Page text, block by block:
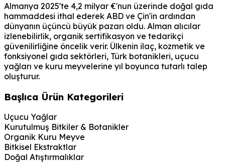
Almanya 2025'te 4,2 milyar €'nun üzerinde doğal gıda
hammaddesi ithal ederek ABD ve Çin'in ardından
dünyanın üçüncü büyük pazarı oldu. Alman alıcılar
izlenebilirlik, organik sertifikasyon ve tedarikçi
güvenilirliğine öncelik verir. Ülkenin ilaç, kozmetik ve
fonksiyonel gıda sektörleri, Türk botanikleri, uçucu
yağları ve kuru meyvelerine yıl boyunca tutarlı talep
oluşturur.
Başlıca Ürün Kategorileri
Uçucu Yağlar
Kurutulmuş Bitkiler & Botanikler
Organik Kuru Meyve
Bitkisel Ekstraktlar
Doğal Atıştırmalıklar